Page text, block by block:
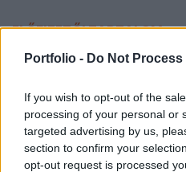
Portfolio - Do Not
If you wish to opt-out of the
processing of your personal or
targeted advertising by us,
section to confirm your
opt-out request is processed
ELŐFIZETŐI TARTALOM
Stabil
év az FHB-nál
Portfolio
2009. december 15. 15:53